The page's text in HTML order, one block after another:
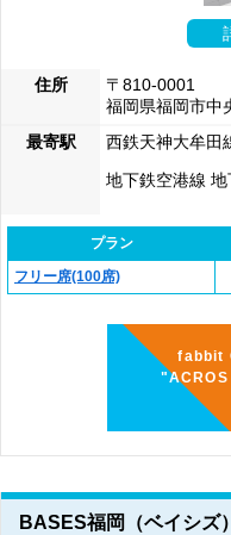
住所
〒810-0001
福岡県福岡市
最寄駅
西鉄天神大牟田
地下鉄空港線
プラン
フリー席(100席)
fabbit
BASES福岡（ベイシズ